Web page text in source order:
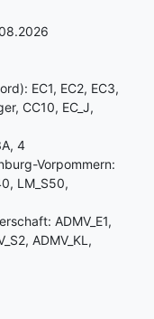
EC1, EC2, EC3,
CC10, EC_J,
4
Vorpommern:
LM_S50,
ADMV_E1,
ADMV_KL,